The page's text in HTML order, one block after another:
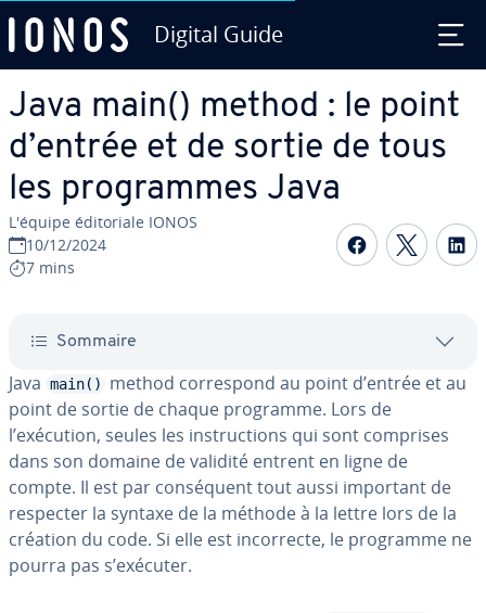
Digital Guide
Java main() method : le point
d’entrée et de sortie de tous
les pro­grammes Java
L'équipe édi­to­riale IONOS
10/12/2024
7 mins
Partager
Sommaire
Java main()
method cor­res­pond au point d’entrée et au
point de sortie de chaque programme. Lors de
l’exécution, seules les ins­truc­tions qui sont comprises
dans son domaine de validité entrent en ligne de
compte. Il est par con­sé­quent tout aussi important de
respecter la syntaxe de la méthode à la lettre lors de la
création du code. Si elle est in­cor­recte, le programme ne
pourra pas s’exécuter.